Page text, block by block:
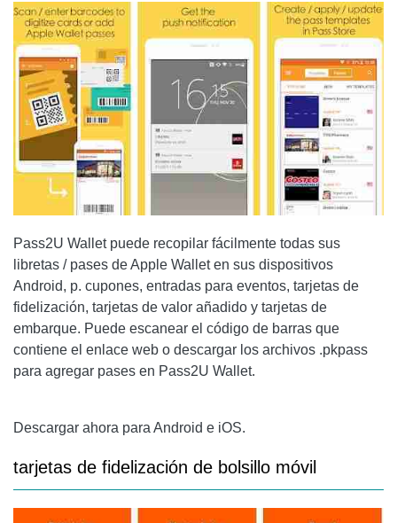
Pass2U Wallet puede recopilar fácilmente todas sus
libretas / pases de Apple Wallet en sus dispositivos
Android, p. cupones, entradas para eventos, tarjetas de
fidelización, tarjetas de valor añadido y tarjetas de
embarque. Puede escanear el código de barras que
contiene el enlace web o descargar los archivos .pkpass
para agregar pases en Pass2U Wallet.
Descargar ahora para Android e iOS.
tarjetas de fidelización de bolsillo móvil